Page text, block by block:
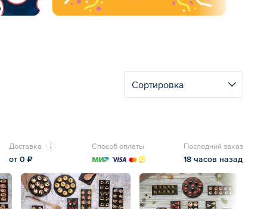
Сортировка
Доставка
от 0 ₽
Способ оплаты Последний заказ
18 часов назад